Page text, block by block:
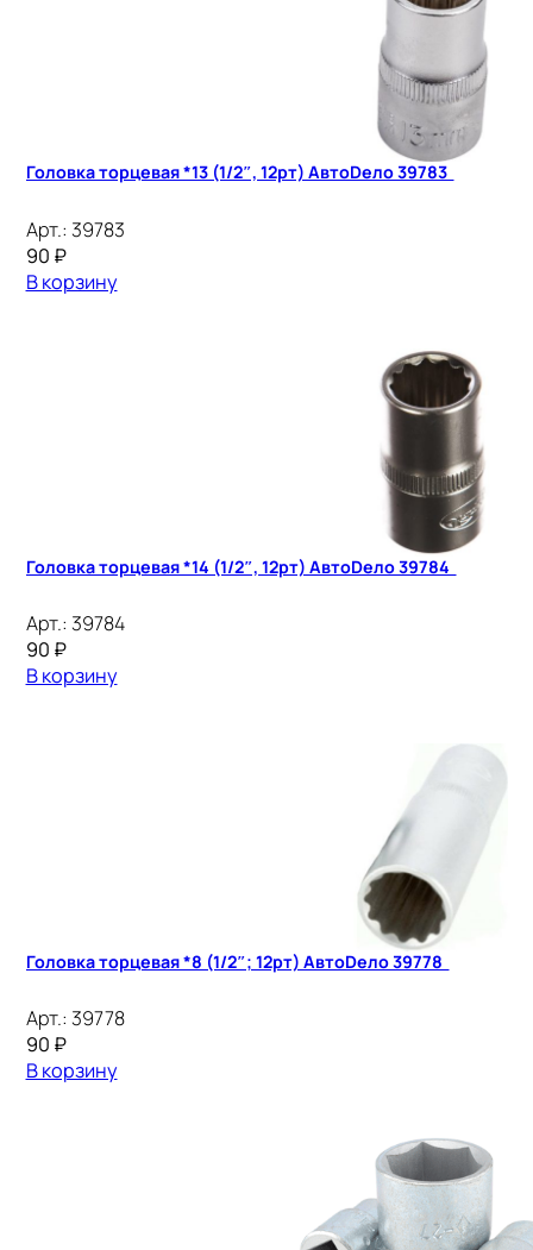
Головка торцевая *13 (1/2″, 12рт) АвтоDело 39783
Арт.: 39783
90 ₽
В корзину
Головка торцевая *14 (1/2″, 12рт) АвтоDело 39784
Арт.: 39784
90 ₽
В корзину
Головка торцевая *8 (1/2″; 12рт) АвтоDело 39778
Арт.: 39778
90 ₽
В корзину